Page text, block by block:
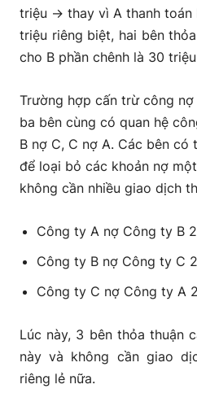
triệu → thay vì A thanh toán
triệu riêng biệt, hai bên
cho B phần chênh là 30
Trường hợp cấn trừ công
ba bên cùng có quan hệ
B nợ C, C nợ A. Các bên
để loại bỏ các khoản nợ
không cần nhiều giao dịch
Công ty A nợ Công ty B
Công ty B nợ Công ty C
Công ty C nợ Công ty A
Lúc này, 3 bên thỏa thuận
này và không cần giao
riêng lẻ nữa.